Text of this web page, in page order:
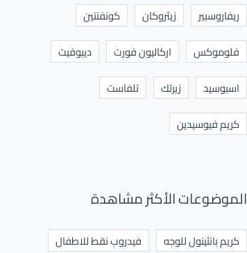
ريفاروسبير
زيثروكان
كونفنتين
فلوموكس
اركاليون فورت
ديبوفيت
اسبوسيد
زيرتك
تلفاست
كريم فيوسيدين
الموضوعات الأكثر مشاهدة
كريم بانثينول للوجه
فيدروب نقط للاطفال